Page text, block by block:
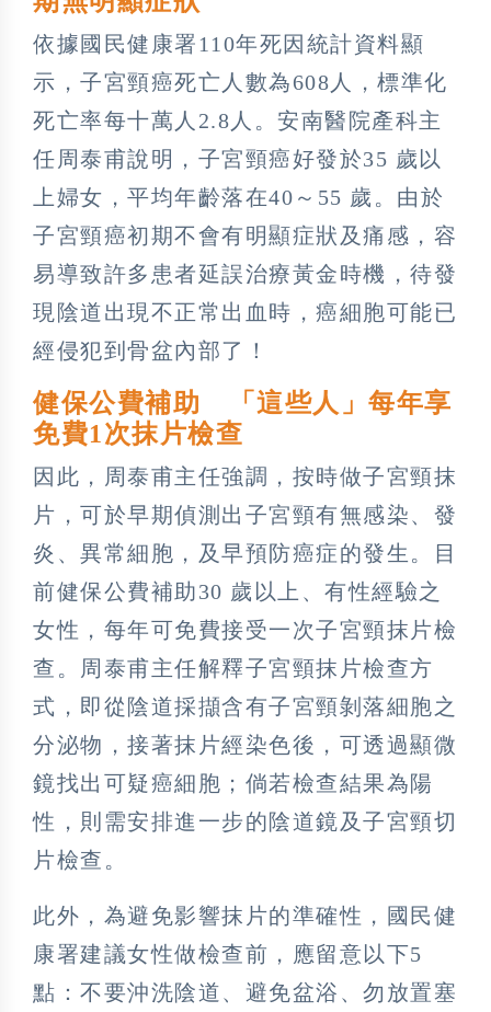
依據國民健康署110年死因統計資料顯
示，子宮頸癌死亡人數為608人，標準化
死亡率每十萬人2.8人。安南醫院產科主
任周泰甫說明，子宮頸癌好發於35 歲以
上婦女，平均年齡落在40～55 歲。由於
子宮頸癌初期不會有明顯症狀及痛感，容
易導致許多患者延誤治療黃金時機，待發
現陰道出現不正常出血時，癌細胞可能已
經侵犯到骨盆內部了！
健保公費補助 「這些人」每年享
免費1次抹片檢查
因此，周泰甫主任強調，按時做子宮頸抹
片，可於早期偵測出子宮頸有無感染、發
炎、異常細胞，及早預防癌症的發生。目
前健保公費補助30 歲以上、有性經驗之
女性，每年可免費接受一次子宮頸抹片檢
查。周泰甫主任解釋子宮頸抹片檢查方
式，即從陰道採擷含有子宮頸剝落細胞之
分泌物，接著抹片經染色後，可透過顯微
鏡找出可疑癌細胞；倘若檢查結果為陽
性，則需安排進一步的陰道鏡及子宮頸切
片檢查。
此外，為避免影響抹片的準確性，國民健
康署建議女性做檢查前，應留意以下5
點：不要沖洗陰道、避免盆浴、勿放置塞